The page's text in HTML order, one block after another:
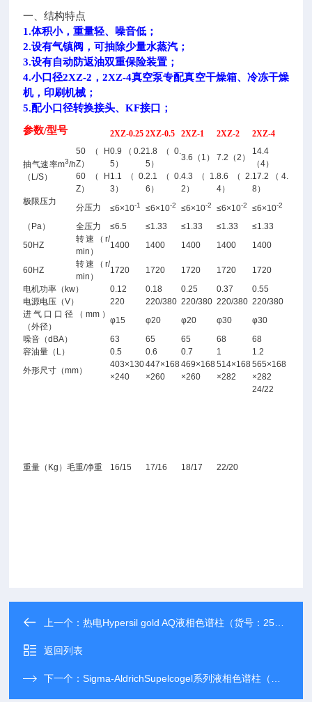
一、结构特点
1.体积小，重量轻、噪音低；
2.设有气镇阀，可抽除少量水蒸汽；
3.设有自动防返油双重保险装置；
4.小口径2XZ-2，2XZ-4真空泵专配真空干燥箱、冷冻干燥
机，印刷机械；
5.配小口径转换接头、KF接口；
参数/型号
2XZ-0.25 2XZ-0.5 2XZ-1 2XZ-2 2XZ-4
抽气速率m3/h
（L/S）
50（H
Z）
0.9（0.2
5）
1.8（0.
5）
3.6（1） 7.2（2）
14.4
（4）
60（H
Z）
1.1（0.
3）
2.1（0.
6）
4.3（1.
2）
8.6（2.
4）
17.2（4.
8）
极限压力
分压力 ≤6×10-1 ≤6×10-2 ≤6×10-2 ≤6×10-2 ≤6×10-2
（Pa） 全压力 ≤6.5 ≤1.33 ≤1.33 ≤1.33
≤1.33
50HZ
转速（r/
min）
1400 1400 1400 1400 1400
60HZ
转速（r/
min）
1720 1720 1720 1720
1720
电机功率（kw）
0.12 0.18 0.25 0.37
0.55
电源电压（V）
220 220/380 220/380 220/380 220/380
进气口口径（mm）
（外径）
φ15 φ20 φ20 φ30
φ30
噪音（dBA）
63 65 65 68
68
容油量（L）
0.5 0.6 0.7 1
1.2
外形尺寸（mm）
403×130
×240
447×168
×260
469×168
×260
514×168
×282
565×168
×282
重量（Kg）毛重/净重 16/15 17/16 18/17 22/20
24/22
上一个：热电Hypersil gold AQ液相色谱柱（货号：25305-254630）
返回列表
下一个：Sigma-AldrichSupelcogel系列液相色谱柱（货号：59305-U）